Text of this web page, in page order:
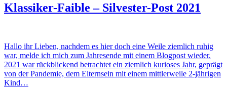
Klassiker-Faible – Silvester-Post 2021
Hallo ihr Lieben, nachdem es hier doch eine Weile ziemlich ruhig
war, melde ich mich zum Jahresende mit einem Blogpost wieder.
2021 war rückblickend betrachtet ein ziemlich kurioses Jahr, geprägt
von der Pandemie, dem Elternsein mit einem mittlerweile 2-jährigen
Kind…